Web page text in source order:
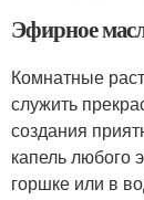
Эфирное
Комнатные
служить
создания
капель любого
горшке или в